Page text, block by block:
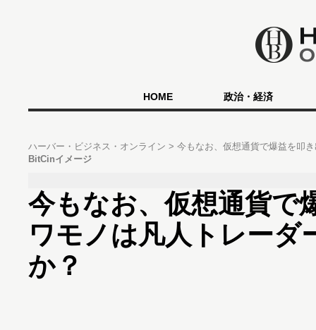
HOME 政治・経済
ハーバー・ビジネス・オンライン
今もなお、仮想通貨で爆益を叩
BitCinイメージ
今もなお、仮想通貨で
ワモノは凡人トレーダ
か？